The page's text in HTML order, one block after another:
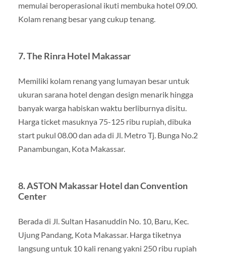
memulai beroperasional ikuti membuka hotel 09.00.
Kolam renang besar yang cukup tenang.
7. The Rinra Hotel Makassar
Memiliki kolam renang yang lumayan besar untuk
ukuran sarana hotel dengan design menarik hingga
banyak warga habiskan waktu berliburnya disitu.
Harga ticket masuknya 75-125 ribu rupiah, dibuka
start pukul 08.00 dan ada di Jl. Metro Tj. Bunga No.2
Panambungan, Kota Makassar.
8. ASTON Makassar Hotel dan Convention
Center
Berada di Jl. Sultan Hasanuddin No. 10, Baru, Kec.
Ujung Pandang, Kota Makassar. Harga tiketnya
langsung untuk 10 kali renang yakni 250 ribu rupiah